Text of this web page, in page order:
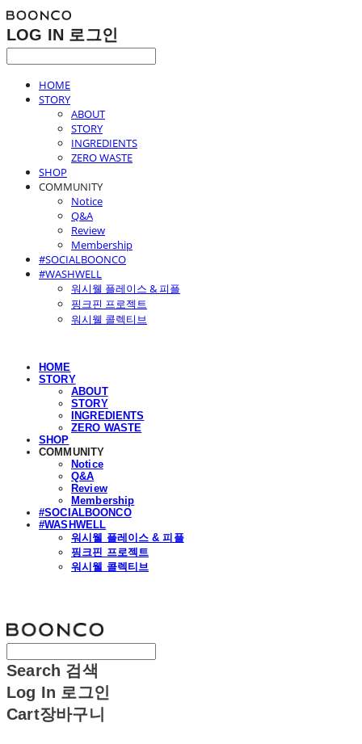
LOG IN 로그인
HOME
STORY
ABOUT
STORY
INGREDIENTS
ZERO WASTE
SHOP
COMMUNITY
Notice
Q&A
Review
Membership
#SOCIALBOONCO
#WASHWELL
워시웰 플레이스 & 피플
핑크핀 프로젝트
워시웰 콜렉티브
HOME
STORY
ABOUT
STORY
INGREDIENTS
ZERO WASTE
SHOP
COMMUNITY
Notice
Q&A
Review
Membership
#SOCIALBOONCO
#WASHWELL
워시웰 플레이스 & 피플
핑크핀 프로젝트
워시웰 콜렉티브
Search 검색
Log In 로그인
Cart장바구니